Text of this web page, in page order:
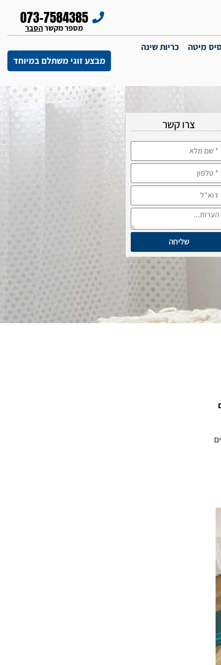
073-7584385
מספר מקשרהסבר
מיטה
כריות שינה
מבצע זוגי משתלם במיוחד
צרו קשר
שליחה